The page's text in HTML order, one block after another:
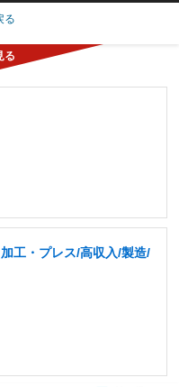
る
工・プレス/高収入/製造/